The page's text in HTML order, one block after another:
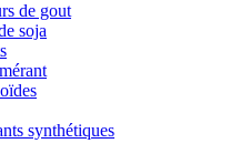
de gout
soja
synthétiques